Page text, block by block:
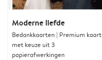
Moderne liefde
Bedankkaarten | Premium kaart
met keuze uit 3
papierafwerkingen